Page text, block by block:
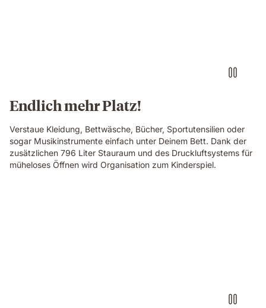
Endlich mehr Platz!
Verstaue Kleidung, Bettwäsche, Bücher, Sportutensilien oder
sogar Musikinstrumente einfach unter Deinem Bett. Dank der
zusätzlichen 796 Liter Stauraum und des Druckluftsystems für
müheloses Öffnen wird Organisation zum Kinderspiel.